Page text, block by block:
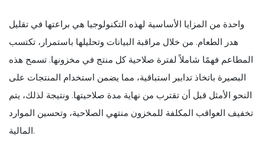
واحدة من المزايا الأساسية لهذه التكنولوجيا هي براعتها في تقليل
هدر الطعام. من خلال مراقبة البيانات وتحليلها باستمرار، تكتسب
المطاعم فهمًا شاملاً لفترة صلاحية كل منتج في مخزونها. تسمح هذه
البصيرة باتخاذ تدابير استباقية، مما يضمن استخدام المنتجات على
النحو الأمثل قبل أن تقترب من نهاية مدة صلاحيتها. ونتيجة لذلك، يتم
تخفيف العواقب المكلفة للمخزون منتهي الصلاحية، وتحسين الموارد
المالية.